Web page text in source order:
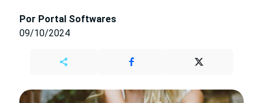
Por Portal Softwares
09/10/2024